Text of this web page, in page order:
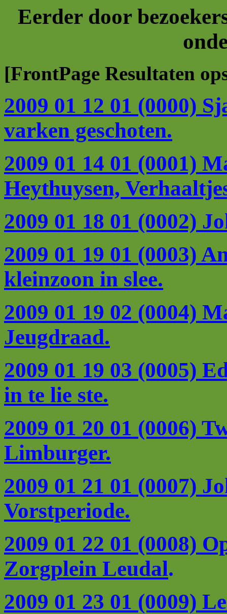
Eerder door
[FrontPage Resultaten
2009 01 12 01 (0000)
varken geschoten.
2009 01 14 01 (0001)
Heythuysen,
2009 01 18 01 (0002)
2009 01 19 01 (0003)
kleinzoon in slee.
2009 01 19 02 (0004)
Jeugdraad.
2009 01 19 03 (0005)
in te lie ste.
2009 01 20 01 (0006)
Limburger.
2009 01 21 01 (0007)
Vorstperiode.
2009 01 22 01 (0008)
Zorgplein Leudal.
2009 01 23 01 (0009)